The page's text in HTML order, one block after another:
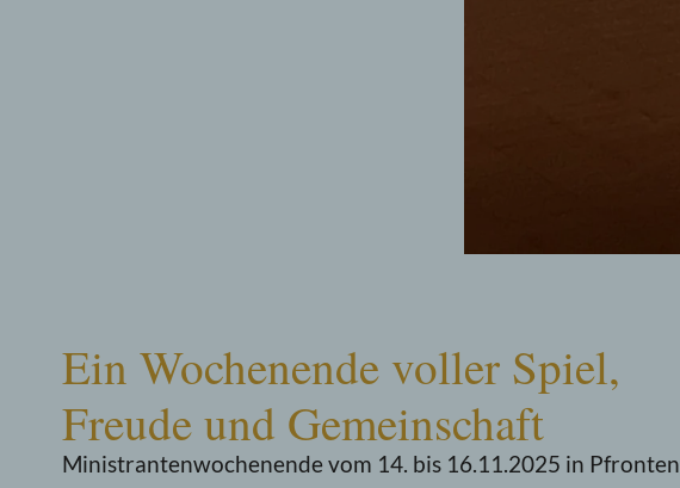
Ein Wochenende voller Spiel,
Freude und Gemeinschaft
Ministrantenwochenende vom 14. bis 16.11.2025 in Pfronten